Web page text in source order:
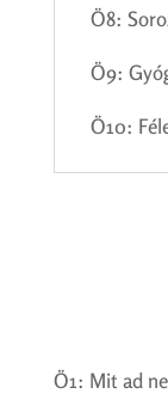
Ö8:
Ö9:
Ö10:
Ö1: Mit ad